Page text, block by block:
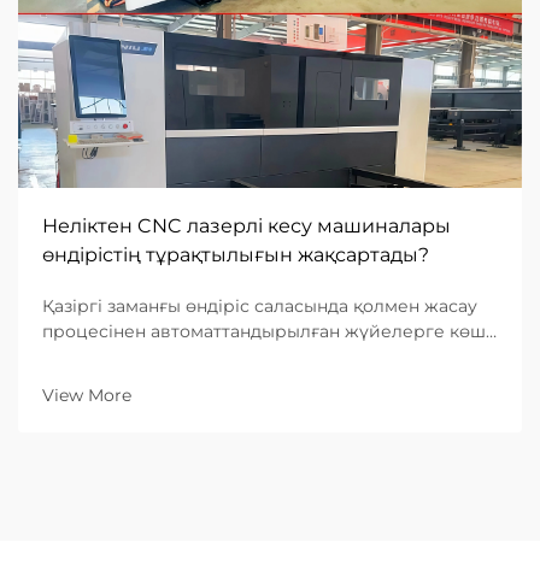
Неліктен CNC лазерлі кесу машиналары
өндірістің тұрақтылығын жақсартады?
Қазіргі заманғы өндіріс саласында қолмен жасау
процесінен автоматтандырылған жүйелерге көшу
мың бірдей бөлшек тапсыру қабілеті сапа
View More